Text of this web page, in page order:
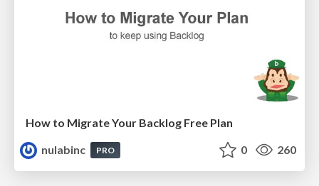
How to Migrate Your Backlog Free Plan
nulabinc
PRO 0 260